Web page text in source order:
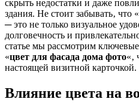
скрыть недостатки и даже
здания. Не стоит забывать‚ что «
─ это не только визуальное
долговечность и
статье мы рассмотрим
«цвет для фасада дома фото«‚
настоящей визитной карточкой.
Влияние цвета на